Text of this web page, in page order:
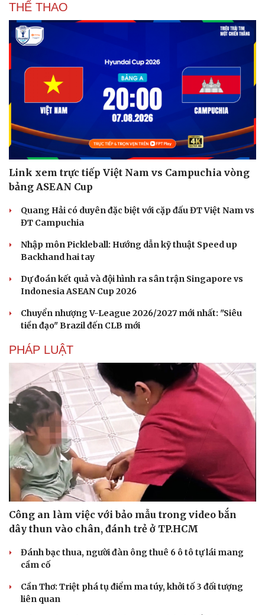
Văn hóa
THỂ THAO
Link xem trực tiếp Việt Nam vs Campuchia vòng
bảng ASEAN Cup
Quang Hải có duyên đặc biệt với cặp đấu ĐT Việt Nam vs
ĐT Campuchia
Nhập môn Pickleball: Hướng dẫn kỹ thuật Speed up
Backhand hai tay
Dự đoán kết quả và đội hình ra sân trận Singapore vs
Indonesia ASEAN Cup 2026
Chuyển nhượng V-League 2026/2027 mới nhất: "Siêu
tiền đạo" Brazil đến CLB mới
PHÁP LUẬT
Công an làm việc với bảo mẫu trong video bắn
dây thun vào chân, đánh trẻ ở TP.HCM
Đánh bạc thua, người đàn ông thuê 6 ô tô tự lái mang
cầm cố
Cần Thơ: Triệt phá tụ điểm ma túy, khởi tố 3 đối tượng
liên quan